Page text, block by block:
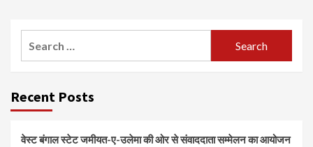
Recent Posts
वेस्ट बंगाल स्टेट जमीयत-ए-उलेमा की ओर से संवाददाता सम्मेलन का आयोजन